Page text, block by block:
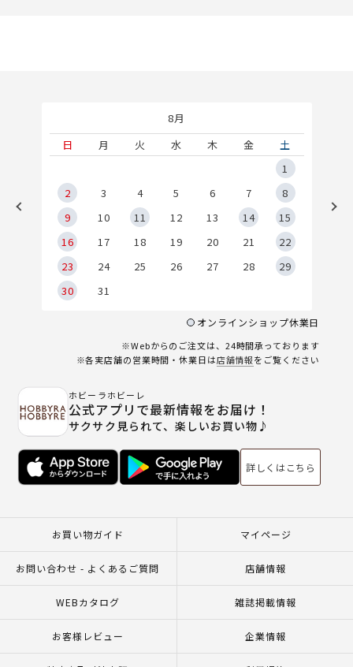
8月
日
月 火 水 木 金
土
1
2
3 4 5 6 7
8
9
10 11 12 13 14
15
16
17 18 19 20 21
22
23
24 25 26 27 28
29
30
31
オンラインショップ休業日
※Webからのご注文は、24時間承っております
※各実店舗の営業時間・休業日は店舗情報をご覧ください
ホビーラホビーレ
公式アプリで最新情報をお届け！
サクサク見られて、楽しいお買い物♪
詳しくはこちら
お買い物ガイド マイページ
お問い合わせ - よくあるご質問 店舗情報
WEBカタログ 雑誌掲載情報
お客様レビュー 企業情報